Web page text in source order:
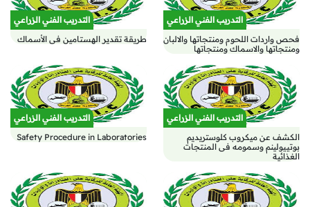
التدريب الفني الزراعي
فحص واردات اللحوم ومنتجاتها والالبان
ومنتجاتها والاسماك ومنتجاتها
التدريب الفني الزراعي
طريقة تقدير الهستامين فى الأسماك
التدريب الفني الزراعي
الكشف عن ميكروب كلوستريديم
بوتييولينم وسمومه فى المنتجات
الغذائية
التدريب الفني الزراعي
Safety Procedure in Laboratories